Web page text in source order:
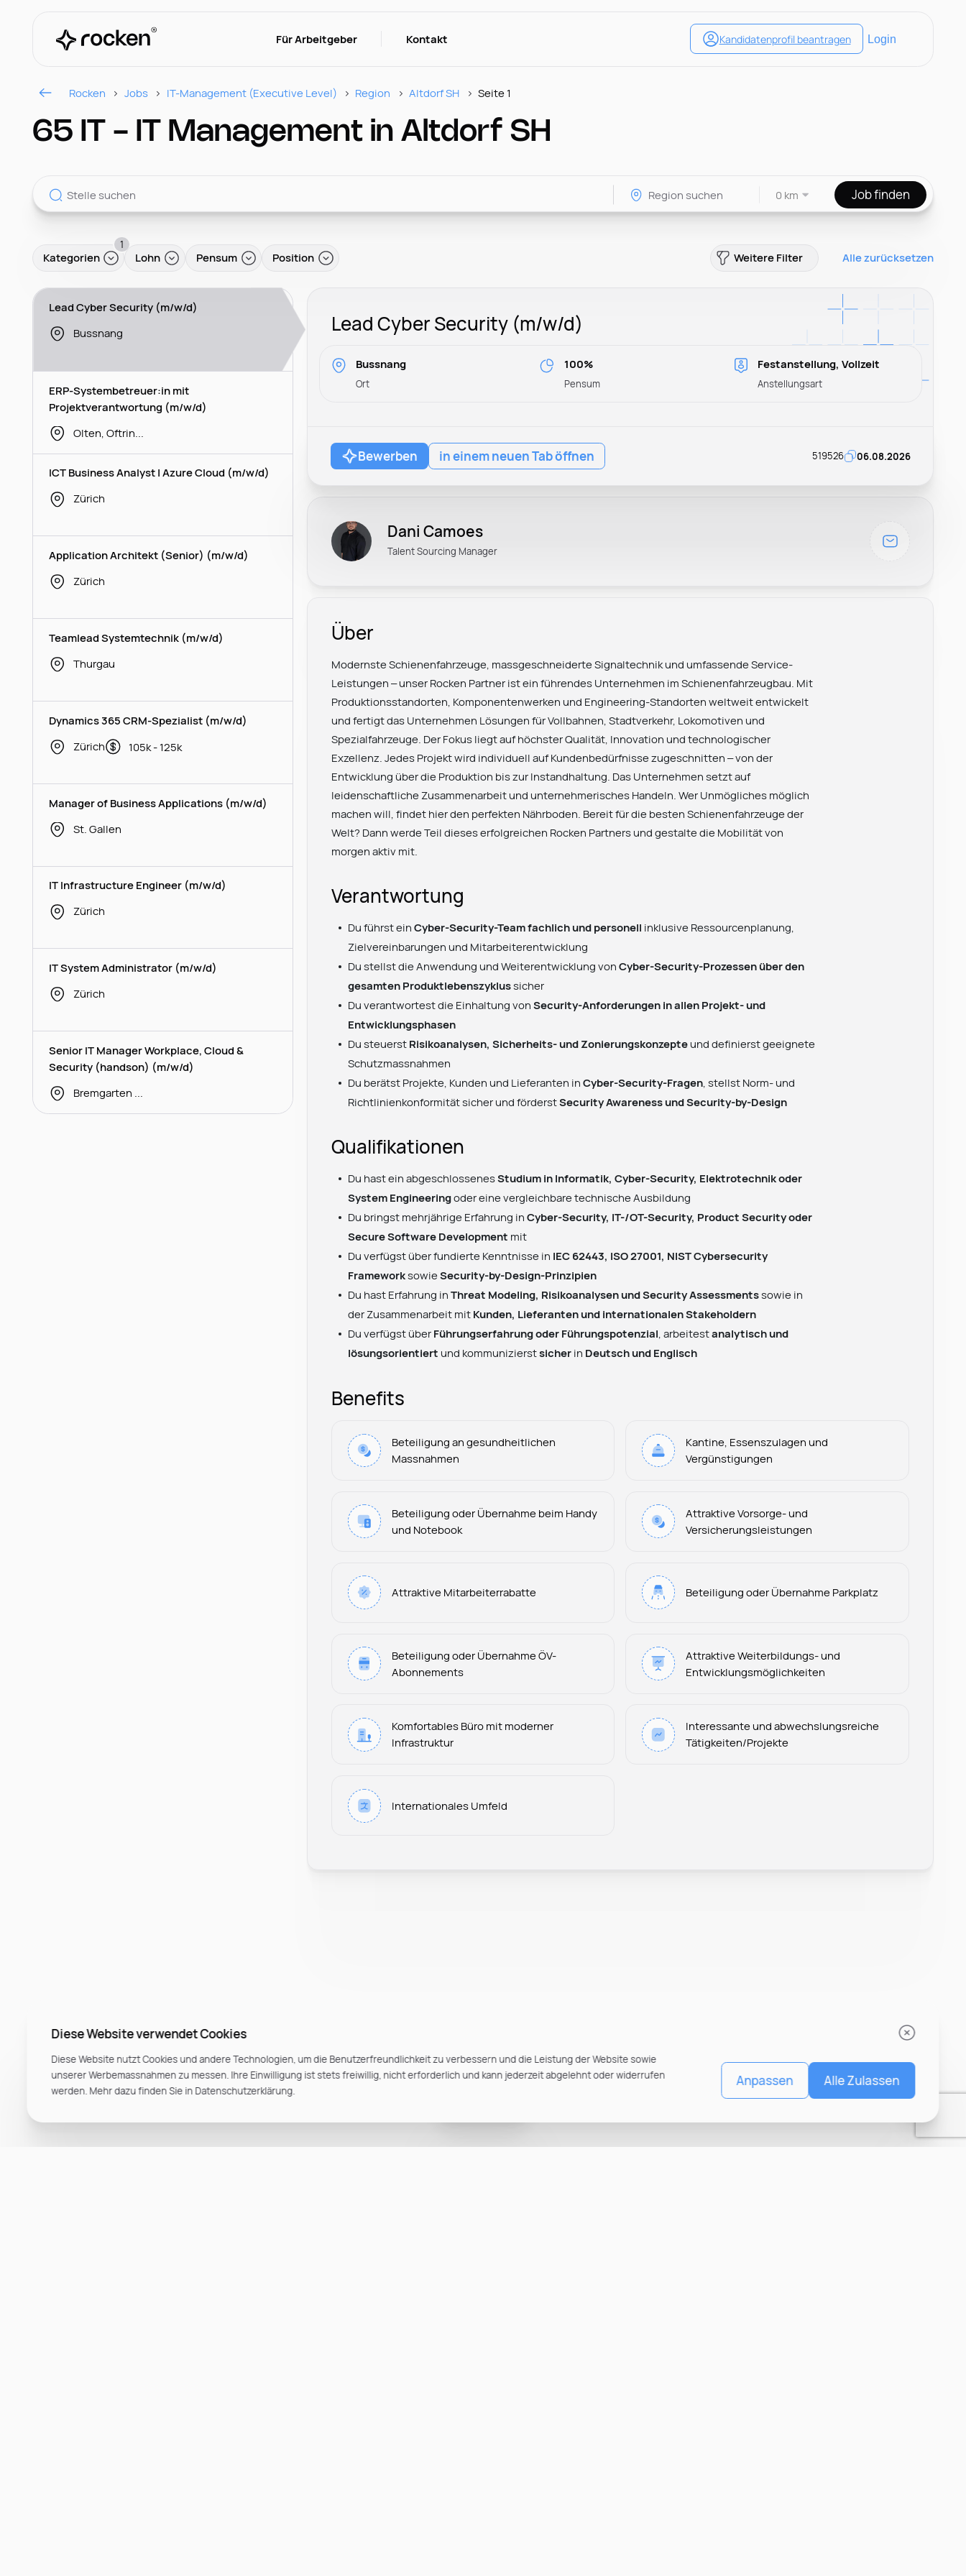
Für Arbeitgeber Kontakt
Rocken Jobs IT-Management (Executive Level) Region Altdorf SH Seite 1
65 IT - IT Management in Altdorf SH
0 km Job finden
Kategorien
1
Lohn Pensum Position Weitere Filter Alle zurücksetzen
Lead Cyber Security (m/w/d)
Bussnang
ERP-Systembetreuer:in mit
Projektverantwortung (m/w/d)
ICT Business Analyst | Azure Cloud (m/w/d)
Zürich
Application Architekt (Senior) (m/w/d)
Zürich
Teamlead Systemtechnik (m/w/d)
Thurgau
Dynamics 365 CRM-Spezialist (m/w/d)
Zürich
105k - 125k
Manager of Business Applications (m/w/d)
St. Gallen
IT Infrastructure Engineer (m/w/d)
Zürich
IT System Administrator (m/w/d)
Zürich
Senior IT Manager Workplace, Cloud &
Security (handson) (m/w/d)
Lead Cyber Security (m/w/d)
Bussnang
Ort
100%
Pensum
Festanstellung, Vollzeit
Anstellungsart
Bewerben in einem neuen Tab öffnen 519526 06.08.2026
Dani Camoes
Talent Sourcing Manager
Über
Modernste Schienenfahrzeuge, massgeschneiderte Signaltechnik und umfassende Service-
Leistungen – unser Rocken Partner ist ein führendes Unternehmen im Schienenfahrzeugbau. Mit
Produktionsstandorten, Komponentenwerken und Engineering-Standorten weltweit entwickelt
und fertigt das Unternehmen Lösungen für Vollbahnen, Stadtverkehr, Lokomotiven und
Spezialfahrzeuge. Der Fokus liegt auf höchster Qualität, Innovation und technologischer
Exzellenz. Jedes Projekt wird individuell auf Kundenbedürfnisse zugeschnitten – von der
Entwicklung über die Produktion bis zur Instandhaltung. Das Unternehmen setzt auf
leidenschaftliche Zusammenarbeit und unternehmerisches Handeln. Wer Unmögliches möglich
machen will, findet hier den perfekten Nährboden. Bereit für die besten Schienenfahrzeuge der
Welt? Dann werde Teil dieses erfolgreichen Rocken Partners und gestalte die Mobilität von
morgen aktiv mit.
Verantwortung
Du führst einCyber-Security-Team fachlich und personell inklusive Ressourcenplanung,
Zielvereinbarungen und Mitarbeiterentwicklung
Du stellst die Anwendung und Weiterentwicklung vonCyber-Security-Prozessen über den
gesamten Produktlebenszyklussicher
Du verantwortest die Einhaltung vonSecurity-Anforderungen in allen Projekt- und
Entwicklungsphasen
Du steuerst Risikoanalysen, Sicherheits- und Zonierungskonzepte und definierst geeignete
Schutzmassnahmen
Du berätst Projekte, Kunden und Lieferanten inCyber-Security-Fragen , stellst Norm- und
Richtlinienkonformität sicher und förderstSecurity Awareness und Security-by-Design
Qualifikationen
Du hast ein abgeschlossenesStudium in Informatik, Cyber-Security, Elektrotechnik oder
System Engineeringoder eine vergleichbare technische Ausbildung
Du bringst mehrjährige Erfahrung inCyber-Security, IT-/OT-Security, Product Security oder
Secure Software Development mit
Du verfügst über fundierte Kenntnisse in IEC 62443, ISO 27001, NIST Cybersecurity
FrameworksowieSecurity-by-Design-Prinzipien
Du hast Erfahrung inThreat Modeling, Risikoanalysen und Security Assessmentssowie in
der Zusammenarbeit mit Kunden, Lieferanten und internationalen Stakeholdern
Du verfügst über Führungserfahrung oder Führungspotenzial, arbeitestanalytisch und
lösungsorientiert und kommunizierstsicher in Deutsch und Englisch
Benefits
Beteiligung an gesundheitlichen
Massnahmen
Kantine, Essenszulagen und
Vergünstigungen
Beteiligung oder Übernahme beim Handy
und Notebook
Attraktive Vorsorge- und
Versicherungsleistungen
Attraktive Mitarbeiterrabatte Beteiligung oder Übernahme Parkplatz
Beteiligung oder Übernahme ÖV-
Abonnements
Attraktive Weiterbildungs- und
Entwicklungsmöglichkeiten
Komfortables Büro mit moderner
Infrastruktur
Interessante und abwechslungsreiche
Tätigkeiten/Projekte
Internationales Umfeld
Diese Website verwendet Cookies
Diese Website nutzt Cookies und andere Technologien, um die Benutzerfreundlichkeit zu verbessern und die Leistung der Website sowie
unserer Werbemassnahmen zu messen. Ihre Einwilligung ist stets freiwillig, nicht erforderlich und kann jederzeit abgelehnt oder widerrufen
werden. Mehr dazu finden Sie in Datenschutzerklärung.
Anpassen Alle Zulassen